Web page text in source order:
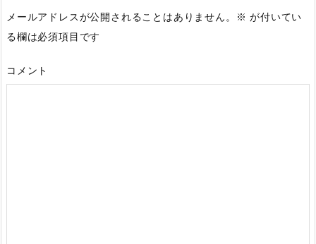
メールアドレスが公開されることはありません。 ※ が付いてい
る欄は必須項目です
コメント